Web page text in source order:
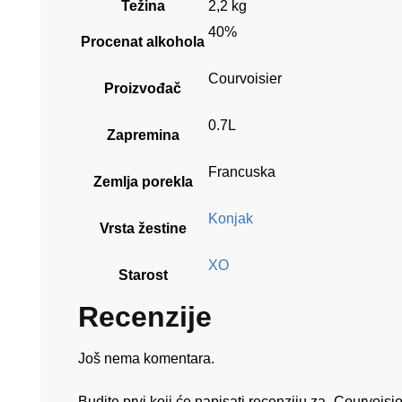
Težina 2,2 kg
Procenat alkohola
40%
Proizvođač
Courvoisier
Zapremina
0.7L
Zemlja porekla
Francuska
Vrsta žestine
Konjak
Starost
XO
Recenzije
Još nema komentara.